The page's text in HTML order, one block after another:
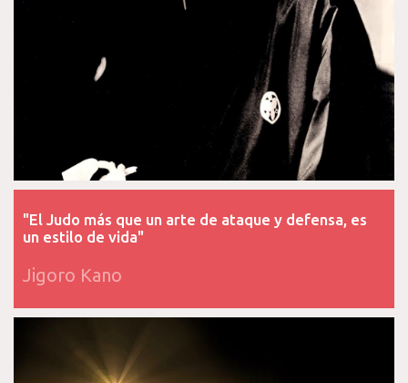
"El Judo más que un arte de ataque y defensa, es
un estilo de vida"
Jigoro Kano